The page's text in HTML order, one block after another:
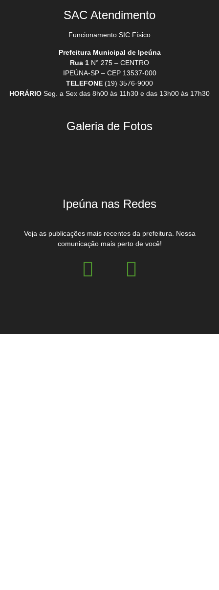
SAC Atendimento
Funcionamento SIC Físico
Prefeitura Municipal de Ipeúna
Rua 1 N° 275 – CENTRO
IPEÚNA-SP – CEP 13537-000
TELEFONE (19) 3576-9000
HORÁRIO Seg. a Sex das 8h00 às 11h30 e das 13h00 às 17h30
Galeria de Fotos
Ipeúna nas Redes
Veja as publicações mais recentes da prefeitura. Nossa
comunicação mais perto de você!